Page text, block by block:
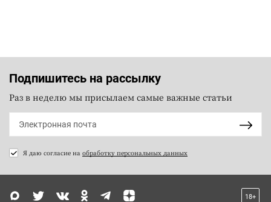
Подпишитесь на рассылку
Раз в неделю мы присылаем самые важные статьи
Я даю согласие на обработку персональных данных
18+